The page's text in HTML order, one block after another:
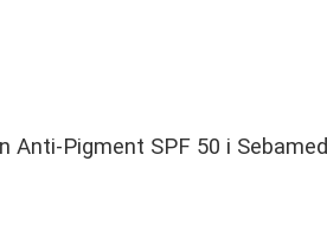
Anti-Pigment SPF 50 i Sebamed